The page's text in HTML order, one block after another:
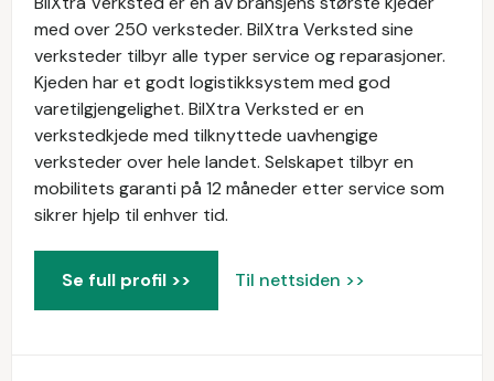
med over 250 verksteder. BilXtra Verksted sine
verksteder tilbyr alle typer service og reparasjoner.
Kjeden har et godt logistikksystem med god
varetilgjengelighet. BilXtra Verksted er en
verkstedkjede med tilknyttede uavhengige
verksteder over hele landet. Selskapet tilbyr en
mobilitets garanti på 12 måneder etter service som
sikrer hjelp til enhver tid.
Se full profil >> Til nettsiden >>